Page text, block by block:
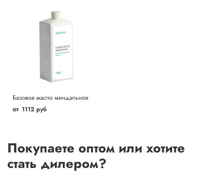
Базовое масло миндальное
от 1112 руб
Покупаете оптом или хотите
стать дилером?